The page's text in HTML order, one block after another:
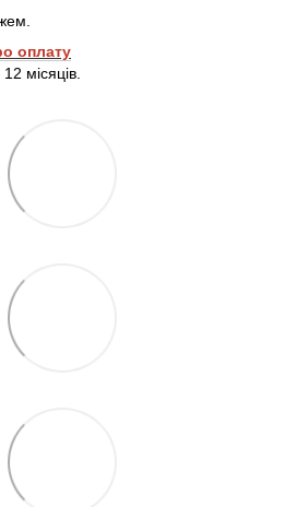
оплату
місяців.